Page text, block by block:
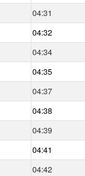
04:31
04:32
04:34
04:35
04:37
04:38
04:39
04:41
04:42